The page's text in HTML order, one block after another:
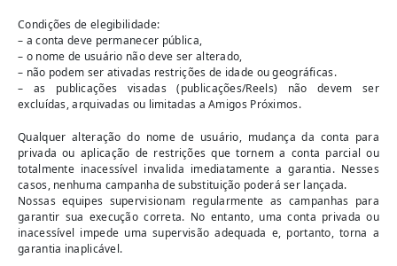
Condições de elegibilidade:
– a conta deve permanecer pública,
– o nome de usuário não deve ser alterado,
– não podem ser ativadas restrições de idade ou geográficas.
– as publicações visadas (publicações/Reels) não devem ser
excluídas, arquivadas ou limitadas a Amigos Próximos.
Qualquer alteração do nome de usuário, mudança da conta para
privada ou aplicação de restrições que tornem a conta parcial ou
totalmente inacessível invalida imediatamente a garantia. Nesses
casos, nenhuma campanha de substituição poderá ser lançada.
Nossas equipes supervisionam regularmente as campanhas para
garantir sua execução correta. No entanto, uma conta privada ou
inacessível impede uma supervisão adequada e, portanto, torna a
garantia inaplicável.